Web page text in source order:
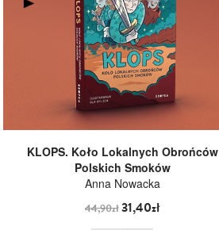
KLOPS. Koło Lokalnych Obrońców
Polskich Smoków
Anna Nowacka
44,90zł31,40zł